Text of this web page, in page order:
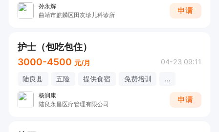
孙永辉
曲靖市麒麟区田友珍儿科诊所
申请
护士（包吃包住）
3000-4500 元/月 04-23 09:11
陆良县 五险 提供食宿 免费培训 ...
杨润康
陆良永昌医疗管理有限公司
申请